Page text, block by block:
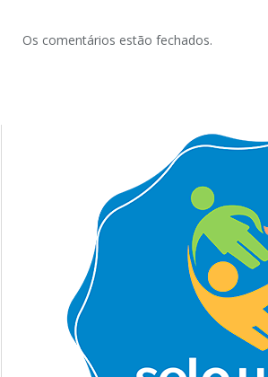
Os comentários estão fechados.